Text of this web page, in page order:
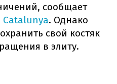
сообщает
Catalunya. Однако
свой костяк
в элиту.